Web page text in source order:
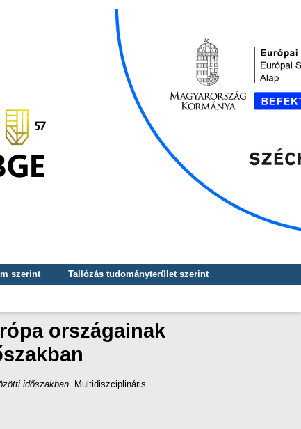
szerint
Tallózás tudományterület szerint
országainak
időszakban.
Multidiszciplináris